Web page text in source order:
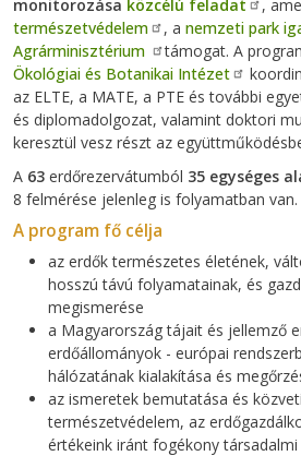
monitorozása közcélú feladat
,
természetvédelem
, a nemzeti park
Agrárminisztérium
támogat. A
Ökológiai és Botanikai Intézet
az ELTE, a MATE, a PTE és további
és diplomadolgozat, valamint doktori
keresztül vesz részt az
A 63 erdőrezervátumból 35 egységes
8 felmérése jelenleg is folyamatban van.
A program fő célja
az erdők természetes életének,
hosszú távú folyamatainak, és
megismerése
a Magyarország tájait és jellemző
erdőállományok - európai
hálózatának kialakítása és
az ismeretek bemutatása és
természetvédelem, az
értékeink iránt fogékony